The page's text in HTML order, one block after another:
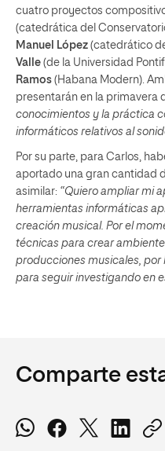
cuatro proyectos
(catedrática del
Manuel López (catedrático
Valle (de la Universidad
Ramos (Habana Modern).
presentarán en la primavera
conocimientos y la práctica
informáticos relativos al
Por su parte, para Carlos,
aportado una gran cantidad
asimilar: “Quiero ampliar mi
herramientas informáticas
creación musical. Por el
técnicas para crear
producciones musicales, por
para seguir investigando en
Comparte